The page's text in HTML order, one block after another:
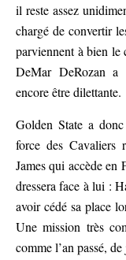
il reste assez
chargé de convertir
parviennent à bien
DeMar DeRozan a
encore être dilettante.
Golden State a
force des Cavaliers
James qui accède
dressera face à lui :
avoir cédé sa place
Une mission très
comme l’an passé,